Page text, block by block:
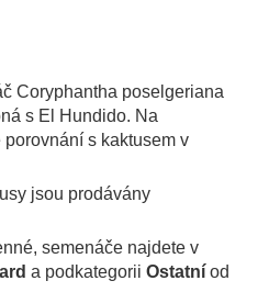
Coryphantha poselgeriana
s El Hundido. Na
s kaktusem v
jsou prodávány
semenáče najdete v
a podkategorii Ostatní od